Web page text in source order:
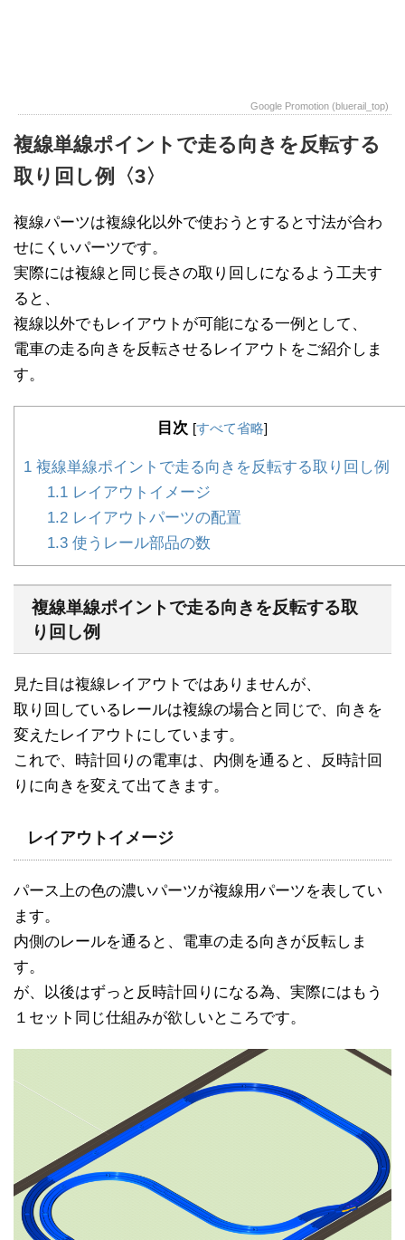
Google Promotion (bluerail_top)
複線単線ポイントで走る向きを反転する
取り回し例〈3〉
複線パーツは複線化以外で使おうとすると寸法が合わ
せにくいパーツです。
実際には複線と同じ長さの取り回しになるよう工夫す
ると、
複線以外でもレイアウトが可能になる一例として、
電車の走る向きを反転させるレイアウトをご紹介しま
す。
目次 [すべて省略]
1 複線単線ポイントで走る向きを反転する取り回し例
1.1レイアウトイメージ
1.2レイアウトパーツの配置
1.3使うレール部品の数
複線単線ポイントで走る向きを反転する取
り回し例
見た目は複線レイアウトではありませんが、
取り回しているレールは複線の場合と同じで、向きを
変えたレイアウトにしています。
これで、時計回りの電車は、内側を通ると、反時計回
りに向きを変えて出てきます。
レイアウトイメージ
パース上の色の濃いパーツが複線用パーツを表してい
ます。
内側のレールを通ると、電車の走る向きが反転しま
す。
が、以後はずっと反時計回りになる為、実際にはもう
１セット同じ仕組みが欲しいところです。